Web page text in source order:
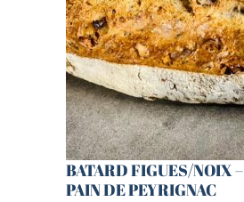
BATARD FIGUES/NOIX –
PAIN DE PEYRIGNAC